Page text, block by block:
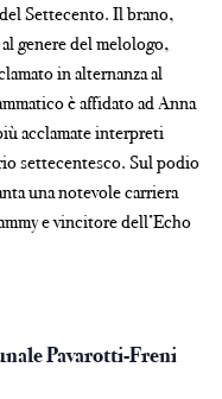
Settecento. Il brano,
genere del melologo,
in alternanza al
è affidato ad Anna
acclamate interpreti
settecentesco. Sul podio
una notevole carriera
e vincitore dell’Echo
Pavarotti-Freni